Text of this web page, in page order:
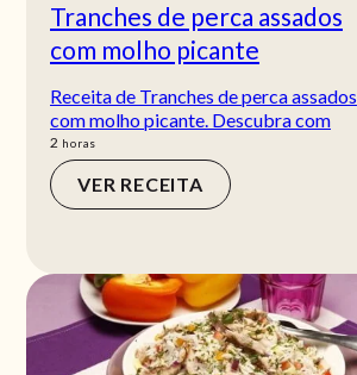
Tranches de perca assados
com molho picante
Receita de Tranches de perca assados
com molho picante. Descubra com
2 horas
horas
VER RECEITA